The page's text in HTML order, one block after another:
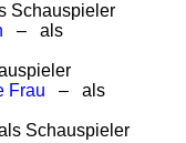
– als
Frau – als
Schauspieler